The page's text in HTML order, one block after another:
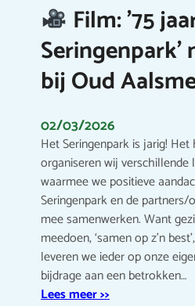
Film: ’75
Seringenpark’
bij Oud
02/03/2026
Het Seringenpark is jarig!
organiseren wij verschillende
waarmee we positieve
Seringenpark en de
mee samenwerken. Want
meedoen, ‘samen op z’n
leveren we ieder op onze
bijdrage aan een betrokken…
Lees meer >>